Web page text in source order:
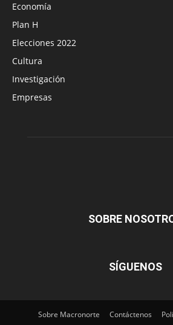
Economía
Plan H
Elecciones 2022
Cultura
Investigación
Empresas
SOBRE
SÍGUENOS
Sobre Macronorte Contáctenos